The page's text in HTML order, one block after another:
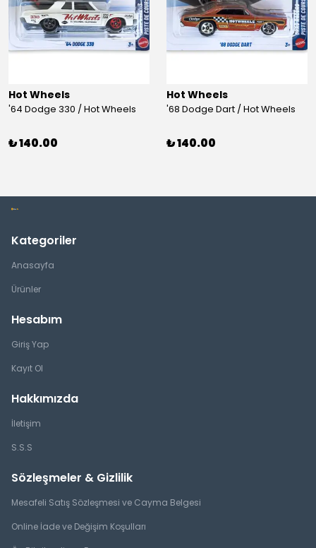
Hot Wheels
'64 Dodge 330 / Hot Wheels
₺ 140.00
Hot Wheels
'68 Dodge Dart / Hot Wheels
₺ 140.00
Kategoriler
Anasayfa
Ürünler
Hesabım
Giriş Yap
Kayıt Ol
Hakkımızda
İletişim
S.S.S
Sözleşmeler & Gizlilik
Mesafeli Satış Sözleşmesi ve Cayma Belgesi
Online İade ve Değişim Koşulları